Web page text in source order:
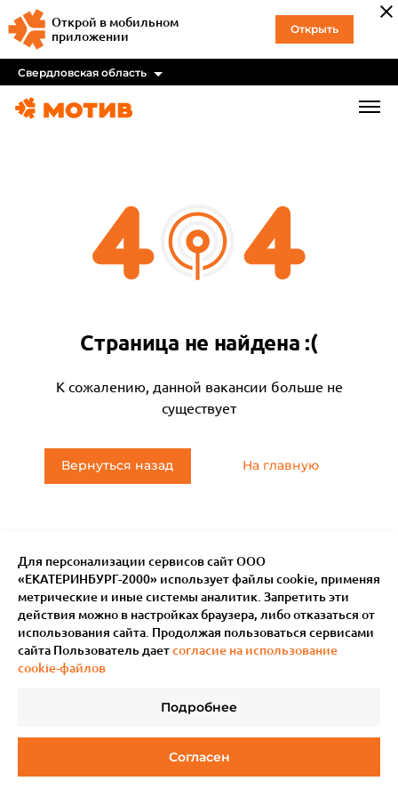
Открой в мобильном
приложении
Открыть
Свердловская область
Страница не найдена :(
К сожалению, данной вакансии больше не
существует
Вернуться назад На главную
Подробнее
Согласен
Для персонализации сервисов сайт ООО
«ЕКАТЕРИНБУРГ-2000» использует файлы сookie, применяя
метрические и иные системы аналитик. Запретить эти
действия можно в настройках браузера, либо отказаться от
использования сайта. Продолжая пользоваться сервисами
сайта Пользователь даетсогласие на использование
cookie-файлов